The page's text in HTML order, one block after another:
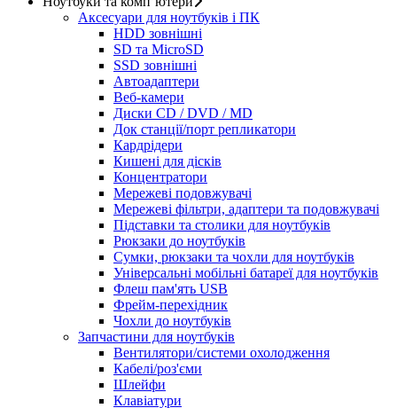
Аксесуари для ноутбуків і ПК
HDD зовнішні
SD та MicroSD
SSD зовнішні
Автоадаптери
Веб-камери
Диски CD / DVD / MD
Док станції/порт репликатори
Кардрідери
Кишені для дісків
Концентратори
Мережеві подовжувачі
Мережеві фільтри, адаптери та подовжувачі
Підставки та столики для ноутбуків
Рюкзаки до ноутбуків
Сумки, рюкзаки та чохли для ноутбуків
Універсальні мобільні батареї для ноутбуків
Флеш пам'ять USB
Фрейм-перехідник
Чохли до ноутбуків
Запчастини для ноутбуків
Вентилятори/системи охолодження
Кабелі/роз'єми
Шлейфи
Клавіатури